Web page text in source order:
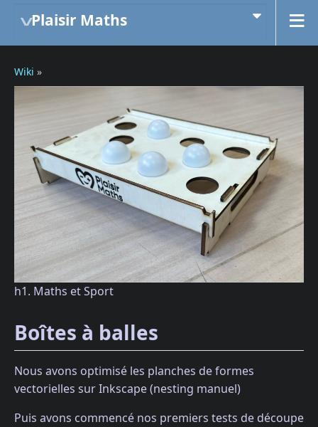
Plaisir Maths
Wiki »
h1. Maths et Sport
Boîtes à balles
Nous avons optimisé les planches de formes
vectorielles sur Inkscape (nesting manuel)
Puis avons commencé nos premiers tests de découpe